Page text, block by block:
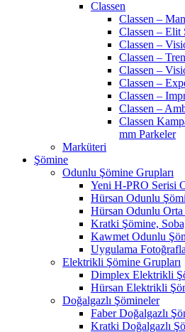
Classen
Classen –
Classen – Elit
Classen –
Classen –
Classen –
Classen –
Classen –
Classen –
Classen
mm Parkeler
Marküteri
Şömine
Odunlu Şömine Grupları
Yeni H-PRO Serisi
Hürsan Odunlu
Hürsan Odunlu
Kratki Şömine,
Kawmet Odunlu
Uygulama
Elektrikli Şömine Grupları
Dimplex Elektrikli
Hürsan Elektrikli
Doğalgazlı Şömineler
Faber Doğalgazlı
Kratki Doğalgazlı